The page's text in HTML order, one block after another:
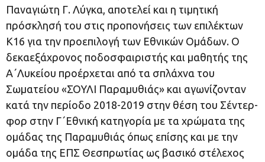
Παναγιώτη Γ. Λύγκα, αποτελεί και η τιμητική
πρόσκλησή του στις προπονήσεις των επιλέκτων
Κ16 για την προεπιλογή των Εθνικών Ομάδων. Ο
δεκαεξάχρονος ποδοσφαιριστής και μαθητής της
Α΄Λυκείου προέρχεται από τα σπλάχνα του
Σωματείου «ΣΟΥΛΙ Παραμυθιάς» και αγωνίζονταν
κατά την περίοδο 2018-2019 στην θέση του Σέντερ-
φορ στην Γ΄Εθνική κατηγορία με τα χρώματα της
ομάδας της Παραμυθιάς όπως επίσης και με την
ομάδα της ΕΠΣ Θεσπρωτίας ως βασικό στέλεχος